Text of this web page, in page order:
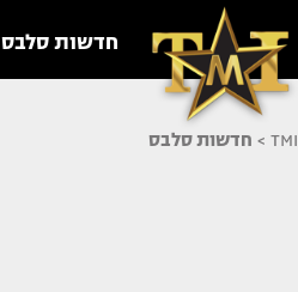
חדשות סלבס
TMI
> חדשות סלבס